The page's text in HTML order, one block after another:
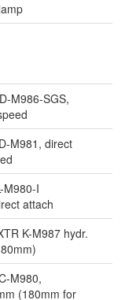
M986-SGS,
M981, direct
M980-I
attach
K-M987 hydr.
M980,
(180mm for